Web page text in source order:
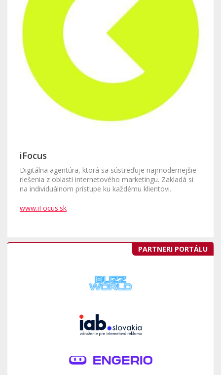
iFocus
Digitálna agentúra, ktorá sa sústreďuje najmodernejšie
riešenia z oblasti internetového marketingu. Zakladá si
na individuálnom prístupe ku každému klientovi.
www.iFocus.sk
PARTNERI PORTÁLU